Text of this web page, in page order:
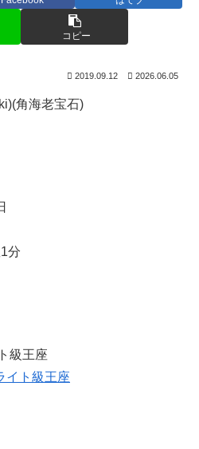
コピー
2019.09.12 2026.06.05
角海老宝石)
分
級王座
イト級王座